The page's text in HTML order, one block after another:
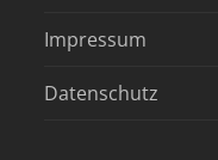
Impressum
Datenschutz